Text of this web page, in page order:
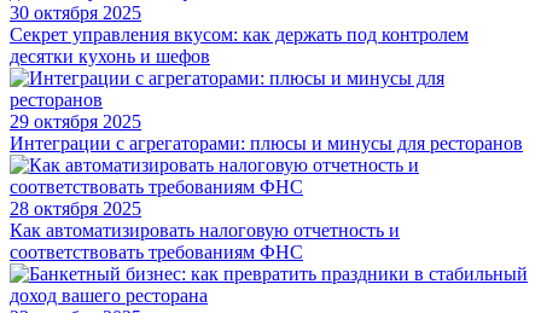
30 октября 2025
Секрет управления вкусом: как держать под контролем
десятки кухонь и шефов
29 октября 2025
Интеграции с агрегаторами: плюсы и минусы для ресторанов
28 октября 2025
Как автоматизировать налоговую отчетность и
соответствовать требованиям ФНС